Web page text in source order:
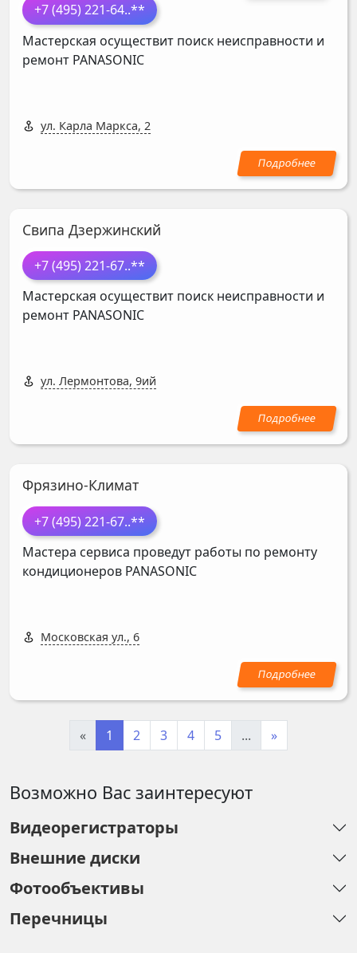
+7 (495) 221-64..**
Мастерская осуществит поиск неисправности и
ремонт PANASONIC
ул. Карла Маркса, 2
Свипа Дзержинский
+7 (495) 221-67..**
Мастерская осуществит поиск неисправности и
ремонт PANASONIC
ул. Лермонтова, 9ий
Фрязино-Климат
+7 (495) 221-67..**
Мастера сервиса проведут работы по ремонту
кондиционеров PANASONIC
Московская ул., 6
« 1 2 3 4 5 ... »
Возможно Вас заинтересуют
Видеорегистраторы
Внешние диски
Фотообъективы
Перечницы